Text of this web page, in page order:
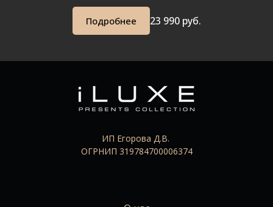
Подробнее 23 990 руб.
ИП Егорова Д.В.
ОГРНИП 319784700006374